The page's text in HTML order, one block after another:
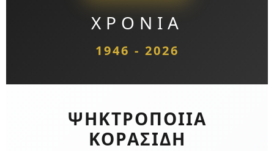
ΑΥΤΟΚΟΛΛΗΤΑ ΓΡΑΜΜΑΤΑ & ΠΙΝΑΚΙΔΕΣ
ΧΡΟΝΙΑ
1946 - 2026
ΨΗΚΤΡΟΠΟΙΙΑ
ΚΟΡΑΣΙΔΗ